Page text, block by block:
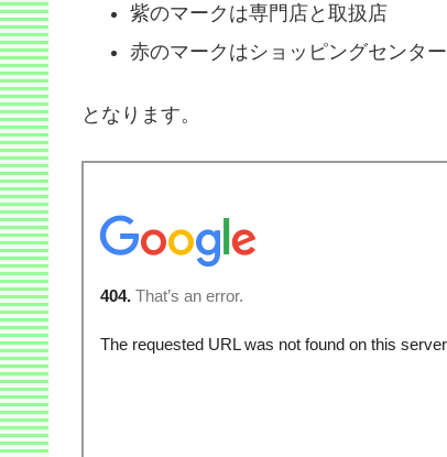
紫のマークは専門店と取扱店
赤のマークはショッピングセンター
となります。